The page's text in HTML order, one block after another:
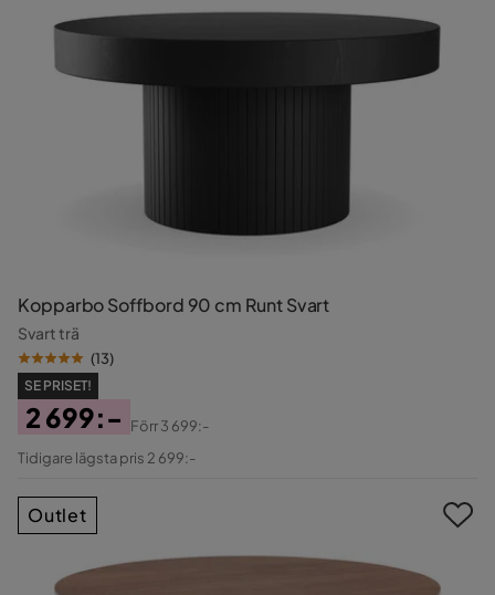
Kopparbo Soffbord 90 cm Runt Svart
Svart trä
(13)
SE PRISET!
Pris
2 699:-
Original
Förr3 699:-
Tidigare lägsta pris 2 699:-
Outlet